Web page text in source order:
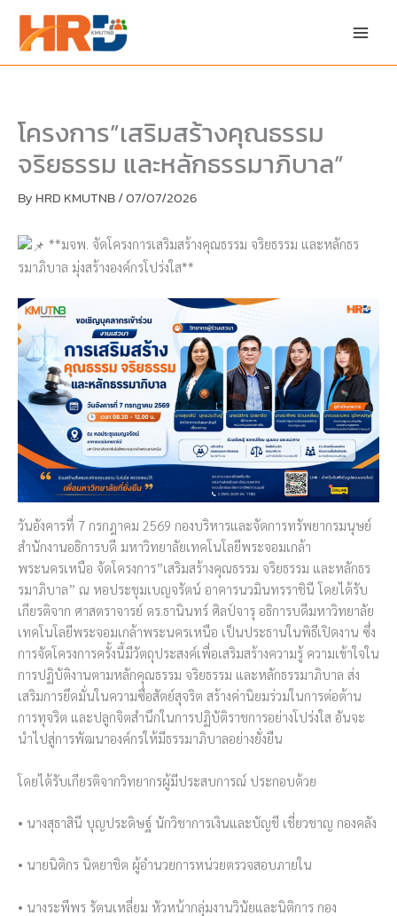
content
โครงการ”เสริมสร้างคุณธรรม
จริยธรรม และหลักธรรมาภิบาล”
By HRD KMUTNB/07/07/2026
**มจพ. จัดโครงการเสริมสร้างคุณธรรม จริยธรรม และหลักธร
รมาภิบาล มุ่งสร้างองค์กรโปร่งใส**
วันอังคารที่ 7 กรกฎาคม 2569 กองบริหารและจัดการทรัพยากรมนุษย์
สำนักงานอธิการบดี มหาวิทยาลัยเทคโนโลยีพระจอมเกล้า
พระนครเหนือ จัดโครงการ”เสริมสร้างคุณธรรม จริยธรรม และหลักธร
รมาภิบาล” ณ หอประชุมเบญจรัตน์ อาคารนวมินทรราชินี โดยได้รับ
เกียรติจาก ศาสตราจารย์ ดร.ธานินทร์ ศิลป์จารุ อธิการบดีมหาวิทยาลัย
เทคโนโลยีพระจอมเกล้าพระนครเหนือ เป็นประธานในพิธีเปิดงาน ซึ่ง
การจัดโครงการครั้งนี้มีวัตถุประสงค์เพื่อเสริมสร้างความรู้ ความเข้าใจใน
การปฏิบัติงานตามหลักคุณธรรม จริยธรรม และหลักธรรมาภิบาล ส่ง
เสริมการยึดมั่นในความซื่อสัตย์สุจริต สร้างค่านิยมร่วมในการต่อต้าน
การทุจริต และปลูกจิตสำนึกในการปฏิบัติราชการอย่างโปร่งใส อันจะ
นำไปสู่การพัฒนาองค์กรให้มีธรรมาภิบาลอย่างยั่งยืน
โดยได้รับเกียรติจากวิทยากรผู้มีประสบการณ์ ประกอบด้วย
• นางสุธาสินี บุญประดิษฐ์ นักวิชาการเงินและบัญชี เชี่ยวชาญ กองคลัง
• นายนิติกร นิตยาชิต ผู้อำนวยการหน่วยตรวจสอบภายใน
• นางระพีพร รัตนเหลี่ยม หัวหน้ากลุ่มงานวินัยและนิติการ กอง